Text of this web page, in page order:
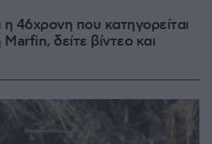
46χρονη που κατηγορείται
δείτε βίντεο και